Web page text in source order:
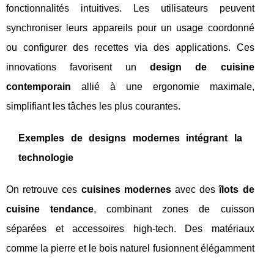
fonctionnalités intuitives. Les utilisateurs peuvent
synchroniser leurs appareils pour un usage coordonné
ou configurer des recettes via des applications. Ces
innovations favorisent undesign de cuisine
contemporain allié à une ergonomie maximale,
simplifiant les tâches les plus courantes.
Exemples de designs modernes intégrant la
technologie
On retrouve ces cuisines modernesavec desîlots de
cuisine tendance, combinant zones de cuisson
séparées et accessoires high-tech. Des matériaux
comme la pierre et le bois naturel fusionnent élégamment